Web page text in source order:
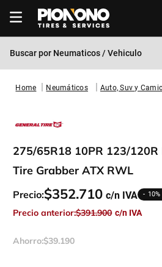
Buscar por Neumaticos / Vehiculo
Neumáticos Auto, Suv y
275/65R18 10PR 123/120R
Tire Grabber ATX RWL
Precio:$352.710 10%
Precio anterior:$391.900
Ahorro:$39.190